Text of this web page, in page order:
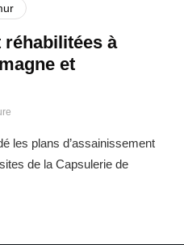
à
et
les plans d’assainissement
de la Capsulerie de